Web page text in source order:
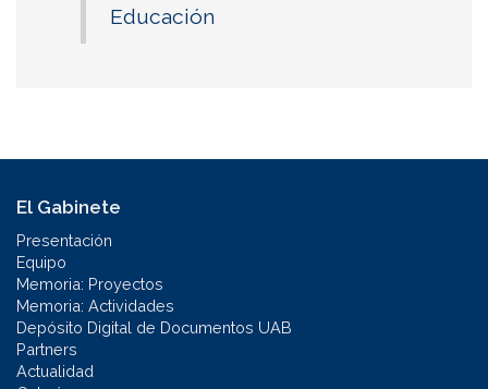
Educación
El Gabinete
Presentación
Equipo
Memoria: Proyectos
Memoria: Actividades
Depósito Digital de Documentos UAB
Partners
Actualidad